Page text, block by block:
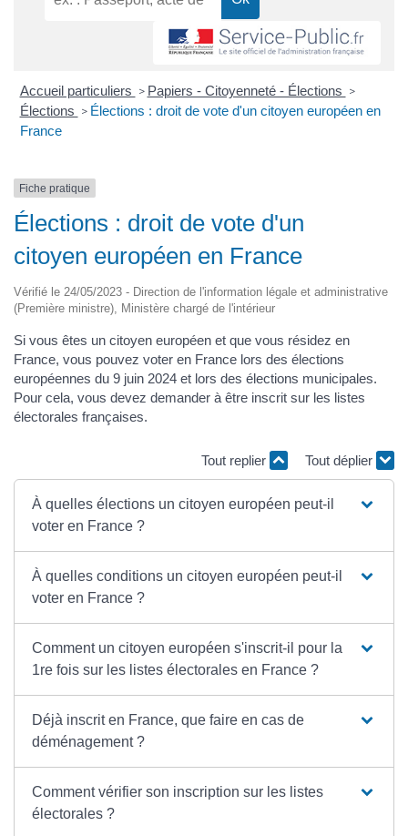
Accueil particuliers > Papiers - Citoyenneté - Élections >
Élections > Élections : droit de vote d'un citoyen européen en
France
Fiche pratique
Élections : droit de vote d'un
citoyen européen en France
Vérifié le 24/05/2023 - Direction de l'information légale et administrative
(Première ministre), Ministère chargé de l'intérieur
Si vous êtes un citoyen européen et que vous résidez en
France, vous pouvez voter en France lors des élections
européennes du 9 juin 2024 et lors des élections municipales.
Pour cela, vous devez demander à être inscrit sur les listes
électorales françaises.
Tout replier Tout déplier
À quelles élections un citoyen européen peut-il
voter en France ?
À quelles conditions un citoyen européen peut-il
voter en France ?
Comment un citoyen européen s'inscrit-il pour la
1re fois sur les listes électorales en France ?
Déjà inscrit en France, que faire en cas de
déménagement ?
Comment vérifier son inscription sur les listes
électorales ?